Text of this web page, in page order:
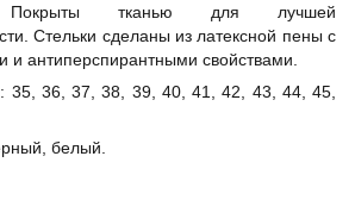
тканью для лучшей
Стельки сделаны из латексной пены с
и антиперспирантными свойствами.
35, 36, 37, 38, 39, 40, 41, 42, 43, 44, 45,
белый.